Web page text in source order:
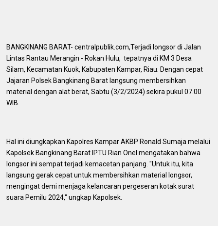
BANGKINANG BARAT- centralpublik.com,Terjadi longsor di Jalan
Lintas Rantau Merangin - Rokan Hulu, tepatnya di KM 3 Desa
Silam, Kecamatan Kuok, Kabupaten Kampar, Riau. Dengan cepat
Jajaran Polsek Bangkinang Barat langsung membersihkan
material dengan alat berat, Sabtu (3/2/2024) sekira pukul 07.00
WIB.
Hal ini diungkapkan Kapolres Kampar AKBP Ronald Sumaja melalui
Kapolsek Bangkinang Barat IPTU Rian Onel mengatakan bahwa
longsor ini sempat terjadi kemacetan panjang. "Untuk itu, kita
langsung gerak cepat untuk membersihkan material longsor,
mengingat demi menjaga kelancaran pergeseran kotak surat
suara Pemilu 2024," ungkap Kapolsek.